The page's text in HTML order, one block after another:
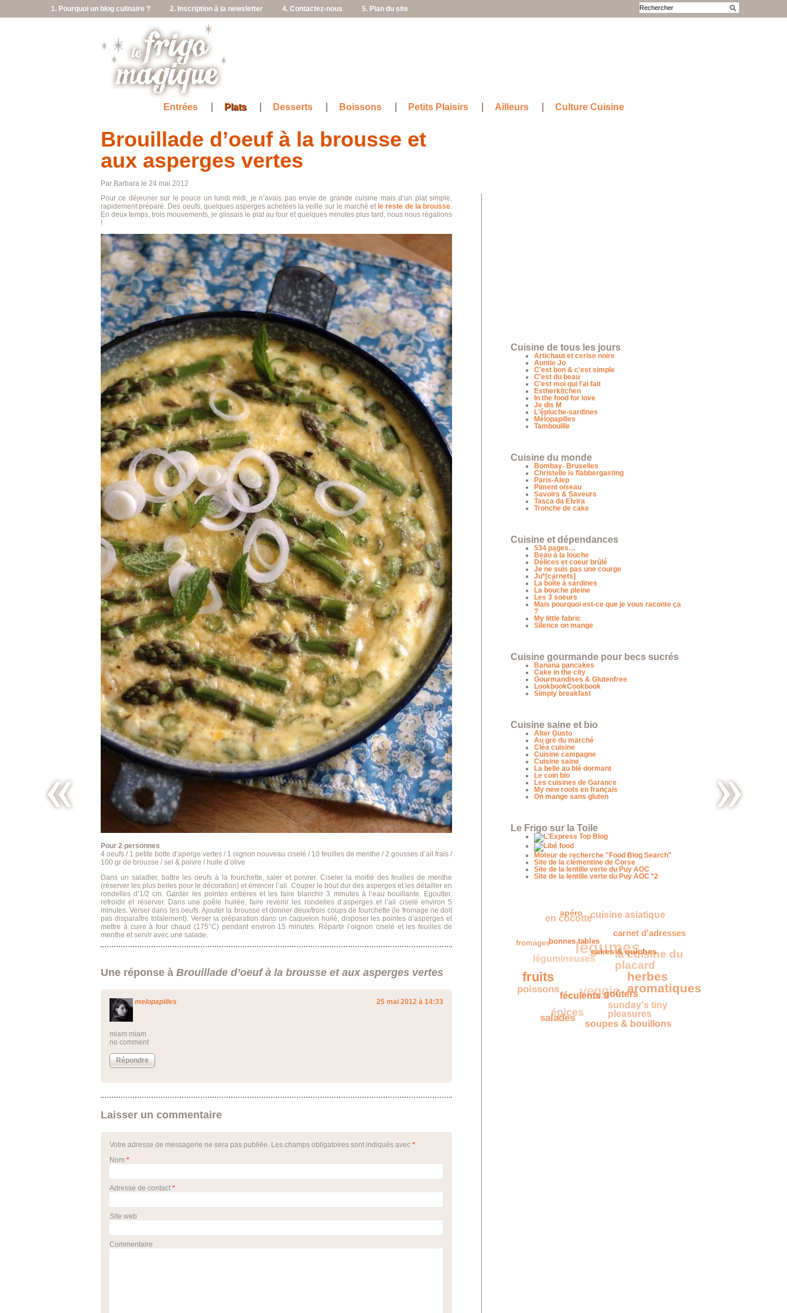
1. Pourquoi un blog culinaire ? 2. Inscription à la newsletter 4. Contactez-nous 5. Plan du site
Entrées Plats Desserts Boissons Petits Plaisirs Ailleurs Culture Cuisine
Brouillade d’oeuf à la brousse et
aux asperges vertes
Par Barbara le 24 mai 2012
Pour ce déjeuner sur le pouce un lundi midi, je n’avais pas envie de grande cuisine mais d’un plat simple,
rapidement préparé. Des oeufs, quelques asperges achetées la veille sur le marché et le reste de la brousse.
En deux temps, trois mouvements, je glissais le plat au four et quelques minutes plus tard, nous nous régalions
!
Pour 2 personnes
4 oeufs / 1 petite botte d’aperge vertes / 1 oignon nouveau ciselé / 10 feuilles de menthe / 2 gousses d’ail frais /
100 gr de brousse / sel & poivre / huile d’olive
Dans un saladier, battre les oeufs à la fourchette, saler et poivrer. Ciseler la moitié des feuilles de menthe
(réserver les plus belles pour le décoration) et émincer l’ail. Couper le bout dur des asperges et les détailler en
rondelles d’1/2 cm. Garder les pointes entières et les faire blanchir 3 minutes à l’eau bouillante. Egoutter,
refroidir et réserver. Dans une poêle huilée, faire revenir les rondelles d’asperges et l’ail ciselé environ 5
minutes. Verser dans les oeufs. Ajouter la brousse et donner deux/trois coups de fourchette (le fromage ne doit
pas disparaître totalement). Verser la préparation dans un caquelon huilé, disposer les pointes d’asperges et
mettre à cuire à four chaud (175°C) pendant environ 15 minutes. Répartir l’oignon ciselé et les feuilles de
menthe et servir avec une salade.
Une réponse à Brouillade d’oeuf à la brousse et aux asperges vertes
melopapilles 25 mai 2012 à 14:33
miam miam
no comment
Répondre
Laisser un commentaire
Votre adresse de messagerie ne sera pas publiée. Les champs obligatoires sont indiqués avec *
Nom *
Adresse de contact *
Site web
Commentaire
Cuisine de tous les jours
Artichaut et cerise noire
Auntie Jo
C'est bon & c'est simple
C'est du beau
C'est moi qui l'ai fait
Estherkitchen
In the food for love
Je dis M
L'épluche-sardines
Mélopapilles
Tambouille
Cuisine du monde
Bombay- Bruxelles
Christelle is flabbergasting
Paris-Alep
Piment oiseau
Savoirs & Saveurs
Tasca da Elvira
Tronche de cake
Cuisine et dépendances
534 pages…
Beau à la louche
Délices et coeur brûlé
Je ne suis pas une courge
Ju*[carnets]
La boîte à sardines
La bouche pleine
Les 3 soeurs
Mais pourquoi est-ce que je vous raconte ça
?
My little fabric
Silence on mange
Cuisine gourmande pour becs sucrés
Banana pancakes
Cake in the city
Gourmandises & Glutenfree
LookbookCookbook
Simply breakfast
Cuisine saine et bio
Alter Gusto
Au gré du marché
Cléa cuisine
Cuisine campagne
Cuisine saine
La belle au blé dormant
Le coin bio
Les cuisines de Garance
My new roots en français
On mange sans gluten
Le Frigo sur la Toile
Moteur de recherche "Food Blog Search"
Site de la clémentine de Corse
Site de la lentille verte du Puy AOC
Site de la lentille verte du Puy AOC *2
apéro
bonnes tables
cakes & quiches
cuisine asiatique
en cocotte
fromages
fruits
féculents goûters
herbes
aromatiques
la cuisine
du placard
légumes
légumineuses
poissons
salades
soupes & bouillons
sunday's tiny
pleasures
veggie
épices